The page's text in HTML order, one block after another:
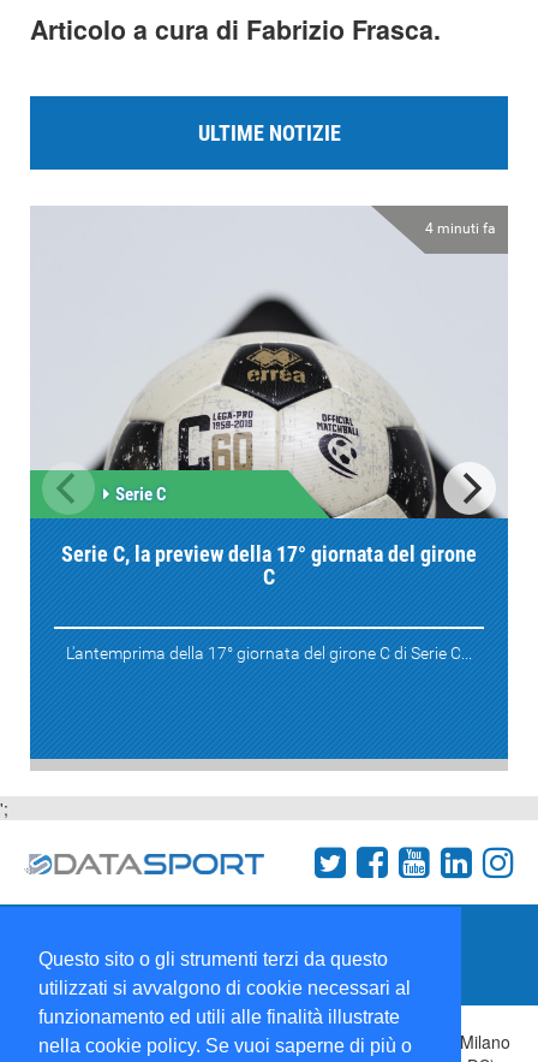
Questo sito o gli strumenti terzi da questo
utilizzati si avvalgono di cookie necessari al
funzionamento ed utili alle finalità illustrate
nella cookie policy. Se vuoi saperne di più o
Articolo a cura di Fabrizio Frasca.
ULTIME NOTIZIE
4 minuti fa
Serie C
Serie C, la preview della 17° giornata del girone
C
L'antemprima della 17° giornata del girone C di Serie C...
';
Collabora con noi
Copyright 1995-2026 © Wise Srl Via Palmanova 8 20132 Milano